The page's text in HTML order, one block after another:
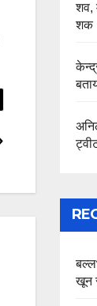
शव,
शक
खून